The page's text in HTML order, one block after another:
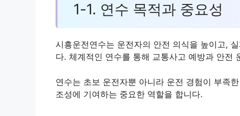
1-1. 연수 목적과 중요성
시흥운전연수는 운전자의 안전 의식을 높이고,
다. 체계적인 연수를 통해 교통사고 예방과 안전
연수는 초보 운전자뿐 아니라 운전 경험이 부족
조성에 기여하는 중요한 역할을 합니다.